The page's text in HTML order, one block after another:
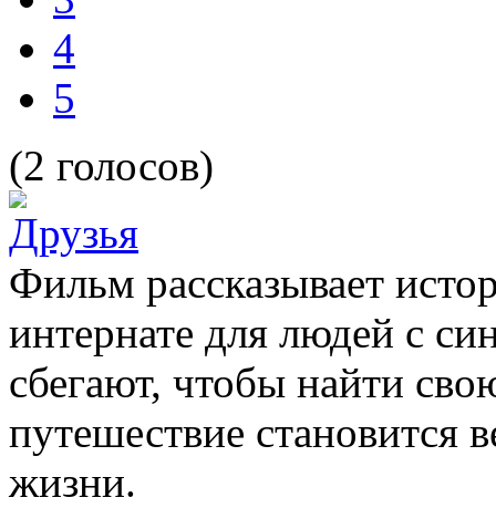
4
5
(2 голосов)
Фильм рассказывает
интернате для людей с
сбегают, чтобы найти
путешествие
жизни.